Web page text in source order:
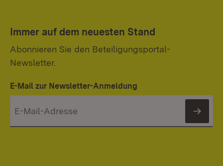
Immer auf dem neuesten Stand
Abonnieren Sie den Beteiligungsportal-
Newsletter.
E-Mail zur Newsletter-Anmeldung